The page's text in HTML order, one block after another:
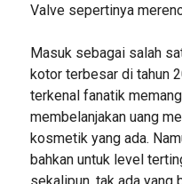
Valve sepertinya
Masuk sebagai salah
kotor terbesar di tahun
terkenal fanatik
membelanjakan uang
kosmetik yang ada.
bahkan untuk level